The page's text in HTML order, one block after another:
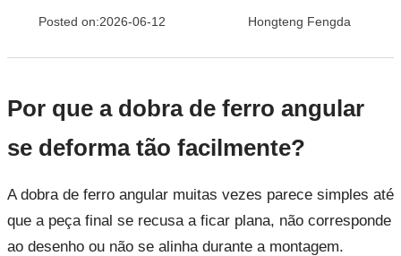
Posted on:2026-06-12 Hongteng Fengda
Por que a dobra de ferro angular
se deforma tão facilmente?
A dobra de ferro angular muitas vezes parece simples até
que a peça final se recusa a ficar plana, não corresponde
ao desenho ou não se alinha durante a montagem.